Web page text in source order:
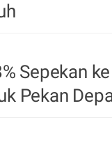
Sepekan
Pekan